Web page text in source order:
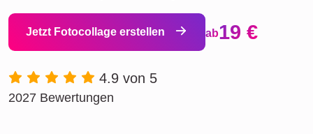
Jetzt Fotocollage erstellen ab19 €
4.9 von 5
2027 Bewertungen